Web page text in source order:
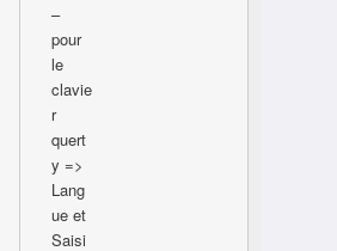
–
pour
le
clavie
r
quert
y =>
Lang
ue et
Saisi